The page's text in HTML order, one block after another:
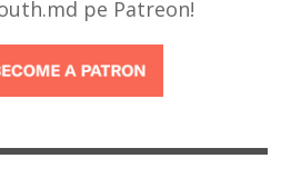
pe Patreon!